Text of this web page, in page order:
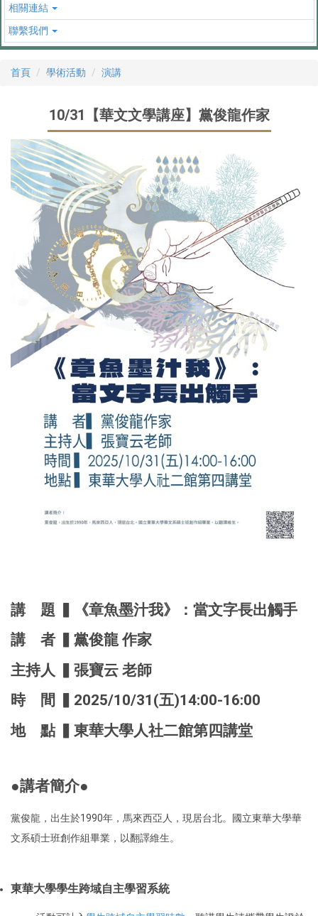
相關連結
聯繫我們
首頁 學術活動 演講
10/31【華文文學講座】黨俊龍作家
講 題 ▍《章魚墨汁我》：當文字長出觸手
講 者 ▍黨俊龍 作家
主持人 ▍張寶云 老師
時 間 ▍2025/10/31(五)14:00-16:00
地 點 ▍東華大學人社二館第四講堂
●講者簡介●
黨俊龍，出生於1990年，馬來西亞人，現居台北。國立東華大學華
文系碩士班創作組畢業，以翻譯維生。
東華大學學生跨域自主學習系統